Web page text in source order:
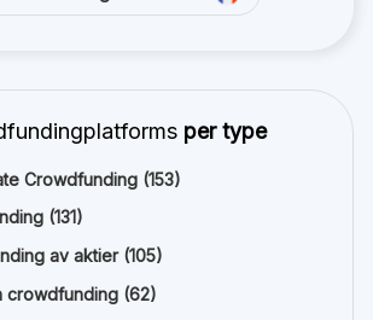
per type
Crowdfunding (153)
(131)
av aktier (105)
crowdfunding (62)